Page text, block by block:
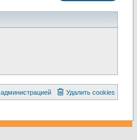
Удалить cookies
администрацией